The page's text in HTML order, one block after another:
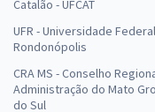
Catalão - UFCAT
UFR - Universidade
Rondonópolis
CRA MS - Conselho
Administração do Mato
do Sul